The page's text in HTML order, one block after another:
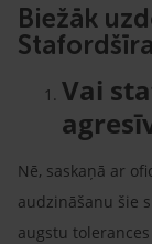
Biežāk
Vai
Nē, saskaņā ar
audzināšanu šie
augstu